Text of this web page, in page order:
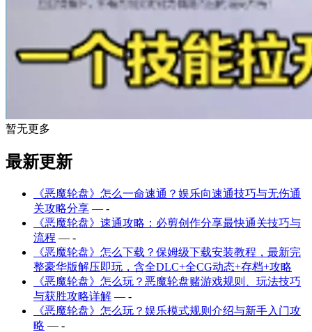
暂无更多
最新更新
《恶魔轮盘》怎么一命速通？娱乐向速通技巧与无伤通
关攻略分享 — -
《恶魔轮盘》速通攻略：必剪创作分享最快通关技巧与
流程 — -
《恶魔轮盘》怎么下载？保姆级下载安装教程，最新完
整豪华版解压即玩，含全DLC+全CG动态+存档+攻略
《恶魔轮盘》怎么玩？恶魔轮盘赌游戏规则、玩法技巧
与获胜攻略详解 — -
《恶魔轮盘》怎么玩？娱乐模式规则介绍与新手入门攻
略 — -